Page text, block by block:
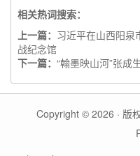
相关热词搜索：
上一篇： 习近平在山西阳泉
战纪念馆
下一篇： “翰墨映山河”张成
Copyright © 2026 · 版